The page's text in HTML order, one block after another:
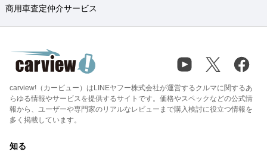
商用車査定仲介サービス
carview!（カービュー）はLINEヤフー株式会社が運営するクルマに関するあ
らゆる情報やサービスを提供するサイトです。価格やスペックなどの公式情
報から、ユーザーや専門家のリアルなレビューまで購入検討に役立つ情報を
多く掲載しています。
知る